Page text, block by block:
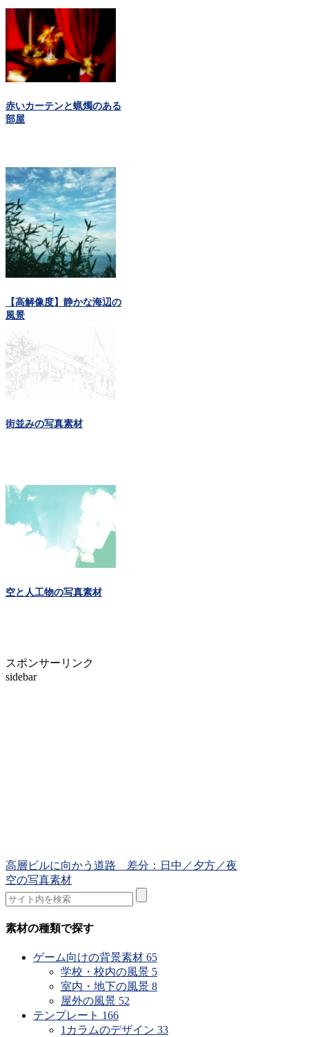
赤いカーテンと蝋燭のある
部屋
【高解像度】静かな海辺の
風景
街並みの写真素材
空と人工物の写真素材
スポンサーリンク
sidebar
高層ビルに向かう道路 差分：日中／夕方／夜
空の写真素材
素材の種類で探す
ゲーム向けの背景素材 65
学校・校内の風景 5
室内・地下の風景 8
屋外の風景 52
テンプレート 166
1カラムのデザイン 33